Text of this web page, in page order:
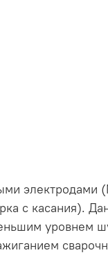
с касания).
уровнем